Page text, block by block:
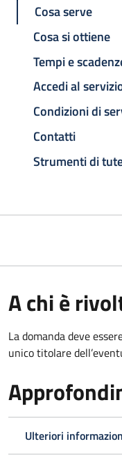
Cosa serve
Cosa si ottiene
Tempi e
Accedi al
Condizioni di
Contatti
Strumenti di
A chi è
La domanda deve
unico titolare
Ulteriori